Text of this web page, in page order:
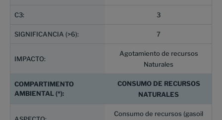
3
7
Agotamiento de recursos
Naturales
CONSUMO DE RECURSOS
NATURALES
Consumo de recursos (gasoil